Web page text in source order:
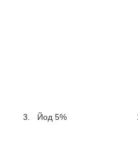
3.
Йод 5%